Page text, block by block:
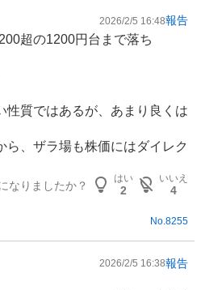
2026/2/5 16:48報告
超の1200円台まで落ち
性質ではあるが、あまり良くは
ら、ザラ場も株価にはダイレク
なりましたか？
はい
2
いいえ
4
No.8255
2026/2/5 16:38報告